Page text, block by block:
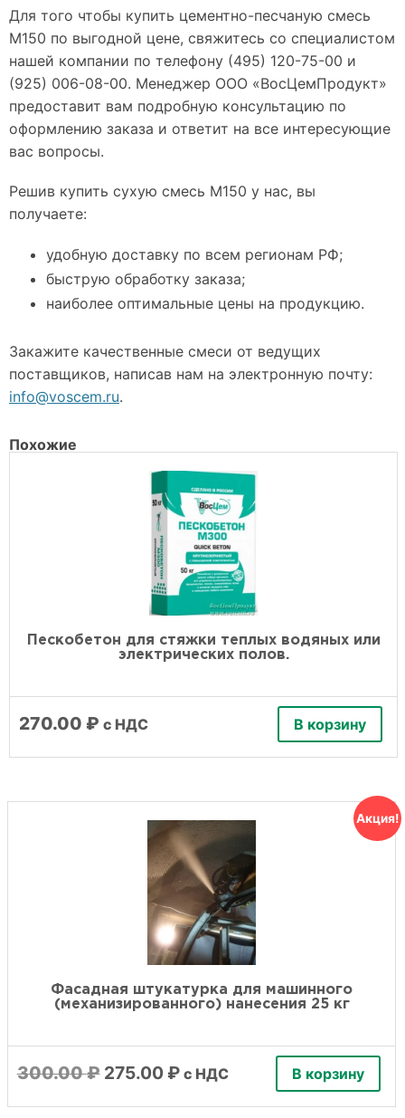
Для того чтобы купить цементно-песчаную смесь
М150 по выгодной цене, свяжитесь со специалистом
нашей компании по телефону (495) 120-75-00 и
(925) 006-08-00. Менеджер ООО «ВосЦемПродукт»
предоставит вам подробную консультацию по
оформлению заказа и ответит на все интересующие
вас вопросы.
Решив купить сухую смесь M150 у нас, вы
получаете:
удобную доставку по всем регионам РФ;
быструю обработку заказа;
наиболее оптимальные цены на продукцию.
Закажите качественные смеси от ведущих
поставщиков, написав нам на электронную почту:
info@voscem.ru.
Похожие
Пескобетон для стяжки теплых водяных или
электрических полов.
270.00 ₽ с НДС В корзину
Акция!
Фасадная штукатурка для машинного
(механизированного) нанесения 25 кг
300.00₽ Первоначальная
составляла
275.00 ₽Текущая
цена:
275.00 ₽.
с НДС В корзину